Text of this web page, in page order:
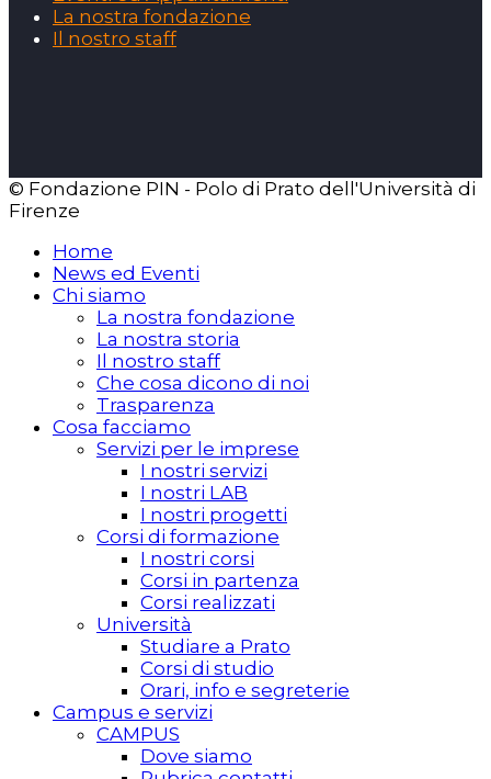
La nostra fondazione
Il nostro staff
© Fondazione PIN - Polo di Prato dell'Università di
Firenze
Home
News ed Eventi
Chi siamo
La nostra fondazione
La nostra storia
Il nostro staff
Che cosa dicono di noi
Trasparenza
Cosa facciamo
Servizi per le imprese
I nostri servizi
I nostri LAB
I nostri progetti
Corsi di formazione
I nostri corsi
Corsi in partenza
Corsi realizzati
Università
Studiare a Prato
Corsi di studio
Orari, info e segreterie
Campus e servizi
CAMPUS
Dove siamo